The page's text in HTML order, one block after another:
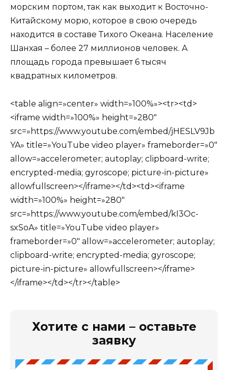
морским портом, так как выходит к Восточно-
Китайскому морю, которое в свою очередь
находится в составе Тихого Океана. Население
Шанхая – более 27 миллионов человек. А
площадь города превышает 6 тысяч
квадратных километров.
<table align=»center» width=»100%»><tr><td>
<iframe width=»100%» height=»280″
src=»https://www.youtube.com/embed/jHESLV9Jb
YA» title=»YouTube video player» frameborder=»0″
allow=»accelerometer; autoplay; clipboard-write;
encrypted-media; gyroscope; picture-in-picture»
allowfullscreen></iframe></td><td><iframe
width=»100%» height=»280″
src=»https://www.youtube.com/embed/kI3Oc-
sxSoA» title=»YouTube video player»
frameborder=»0″ allow=»accelerometer; autoplay;
clipboard-write; encrypted-media; gyroscope;
picture-in-picture» allowfullscreen></iframe>
</iframe></td></tr></table>
Хотите с нами – оставьте
заявку